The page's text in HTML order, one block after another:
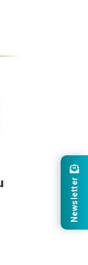
Newsletter